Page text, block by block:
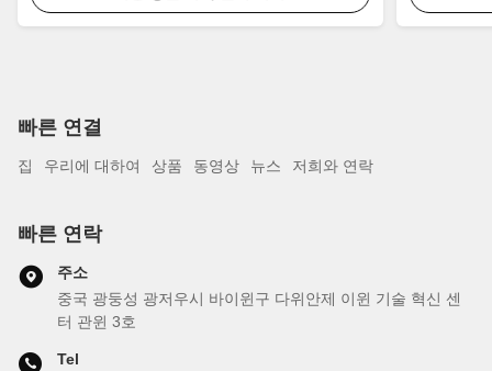
빠른 연결
집 우리에 대하여 상품 동영상 뉴스 저희와 연락
빠른 연락
주소
중국 광둥성 광저우시 바이윈구 다위안제 이윈 기술 혁신 센
터 관윈 3호
Tel